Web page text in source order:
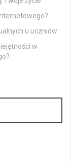
u uczniów
w